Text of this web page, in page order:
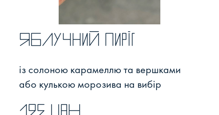
Яблучний пиріг
із солоною карамеллю та вершками
або кулькою морозива на вибір
195 UAH